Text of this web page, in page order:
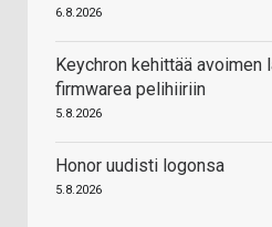
6.8.2026
Keychron kehittää avoimen
firmwarea pelihiiriin
5.8.2026
Honor uudisti logonsa
5.8.2026